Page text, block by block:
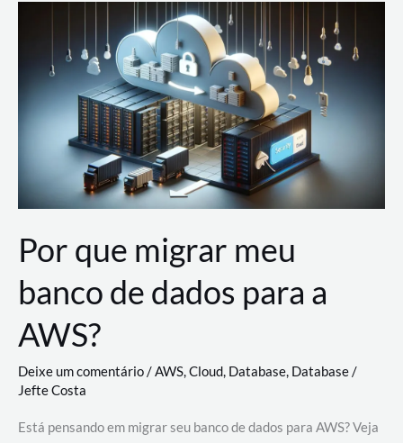
AWS
Por que migrar meu
banco de dados para a
AWS?
Deixe um comentário/AWS,Cloud, Database, Database/
Jefte Costa
Está pensando em migrar seu banco de dados para AWS? Veja